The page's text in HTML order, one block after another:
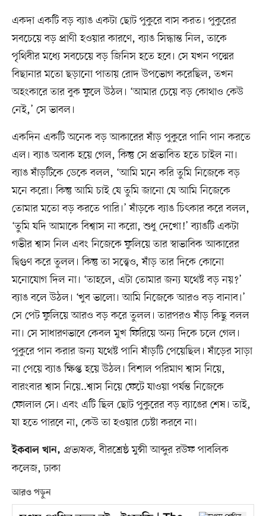
একদা একটি বড় ব্যাঙ একটা ছোট পুকুরে বাস করত। পুকুরের
সবচেয়ে বড় প্রাণী হওয়ার কারণে, ব্যাঙ সিদ্ধান্ত নিল, তাকে
পৃথিবীর মধ্যে সবচেয়ে বড় জিনিস হতে হবে। সে যখন পদ্মের
বিছানার মতো ছড়ানো পাতায় রোদ উপভোগ করেছিল, তখন
অহংকারে তার বুক ফুলে উঠল। ‘আমার চেয়ে বড় কোথাও কেউ
নেই,’ সে ভাবল।
একদিন একটি অনেক বড় আকারের ষাঁড় পুকুরে পানি পান করতে
এল। ব্যাঙ অবাক হয়ে গেল, কিন্তু সে প্রভাবিত হতে চাইল না।
ব্যাঙ ষাঁড়টিকে ডেকে বলল, ‘আমি মনে করি তুমি নিজেকে বড়
মনে করো। কিন্তু আমি চাই যে তুমি জানো যে আমি নিজেকে
তোমার মতো বড় করতে পারি।’ ষাঁড়কে ব্যাঙ চিৎকার করে বলল,
‘তুমি যদি আমাকে বিশ্বাস না করো, শুধু দেখো!’ ব্যাঙটি একটা
গভীর শ্বাস নিল এবং নিজেকে ফুলিয়ে তার স্বাভাবিক আকারের
দ্বিগুণ করে তুলল। কিন্তু তা সত্ত্বেও, ষাঁড় তার দিকে কোনো
মনোযোগ দিল না। ‘তাহলে, এটা তোমার জন্য যথেষ্ট বড় নয়?’
ব্যাঙ বলে উঠল। ‘খুব ভালো। আমি নিজেকে আরও বড় বানাব।’
সে পেট ফুলিয়ে আরও বড় করে তুলল। তারপরও ষাঁড় কিছু বলল
না। সে সাধারণভাবে কেবল মুখ ফিরিয়ে অন্য দিকে চলে গেল।
পুকুরে পান করার জন্য যথেষ্ট পানি ষাঁড়টি পেয়েছিল। ষাঁড়ের সাড়া
না পেয়ে ব্যাঙ ক্ষিপ্ত হয়ে উঠল। বিশাল পরিমাণ শ্বাস নিয়ে,
বারংবার শ্বাস নিয়ে..শ্বাস নিয়ে ফেটে যাওয়া পর্যন্ত নিজেকে
ফোলাল সে। এবং এটি ছিল ছোট পুকুরের বড় ব্যাঙের শেষ। তাই,
যা হতে পারবে না, কেউ তা হওয়ার চেষ্টা করবে না।
ইকবাল খান, প্রভাষক, বীরশ্রেষ্ঠ মুন্সী আব্দুর রউফ পাবলিক
কলেজ, ঢাকা
আরও পড়ুন